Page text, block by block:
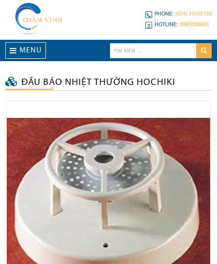
PHONE: (024) 35505150
HOTLINE: 0983008683
MENU
ĐẦU BÁO NHIỆT THƯỜNG HOCHIKI